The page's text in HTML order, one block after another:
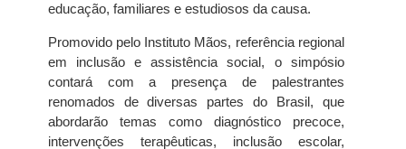
educação, familiares e estudiosos da causa.
Promovido pelo Instituto Mãos, referência regional
em inclusão e assistência social, o simpósio
contará com a presença de palestrantes
renomados de diversas partes do Brasil, que
abordarão temas como diagnóstico precoce,
intervenções terapêuticas, inclusão escolar,